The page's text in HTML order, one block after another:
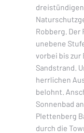
Robberg.
unebene
vorbei bis zur
Sandstrand.
herrlichen
belohnt.
Sonnenbad
Plettenberg
durch die